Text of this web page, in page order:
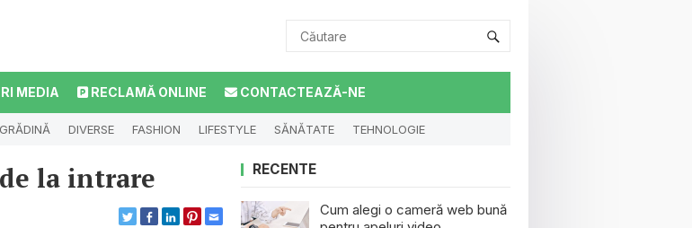
MEDIA RECLAMĂ ONLINE CONTACTEAZĂ-NE
DIVERSE FASHION LIFESTYLE SĂNĂTATE TEHNOLOGIE
la intrare RECENTE
Cum alegi o cameră web bună